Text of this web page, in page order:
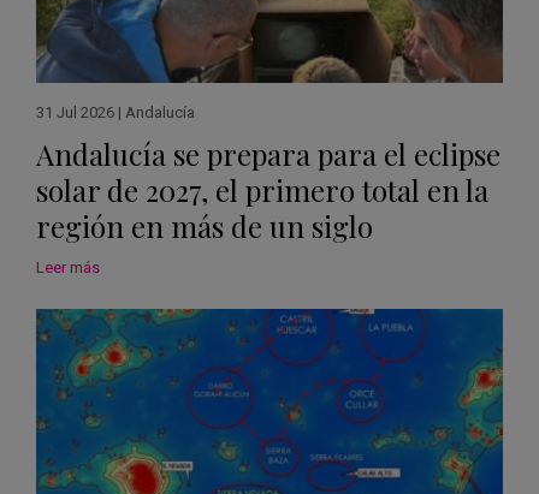
31 Jul 2026 | Andalucía
Andalucía se prepara para el eclipse
solar de 2027, el primero total en la
región en más de un siglo
Leer más